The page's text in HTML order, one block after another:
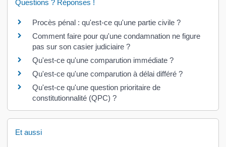
Questions ? Réponses !
Procès pénal : qu'est-ce qu'une partie civile ?
Comment faire pour qu'une condamnation ne figure
pas sur son casier judiciaire ?
Qu'est-ce qu'une comparution immédiate ?
Qu'est-ce qu'une comparution à délai différé ?
Qu'est-ce qu'une question prioritaire de
constitutionnalité (QPC) ?
Et aussi